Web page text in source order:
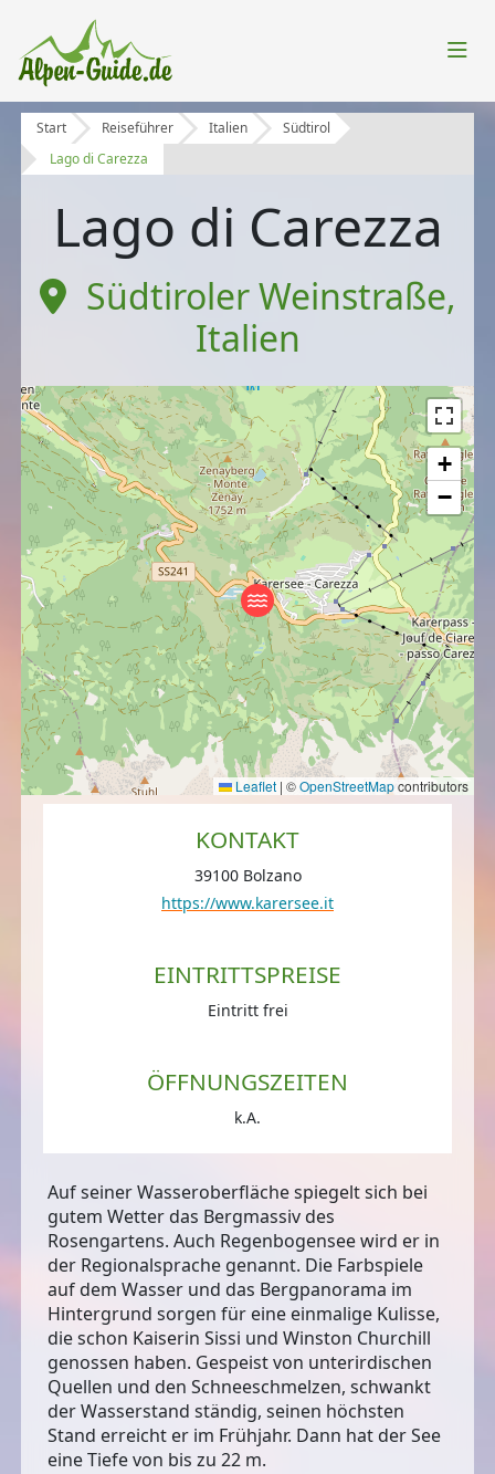
Start Reiseführer Italien
Südtirol
Lago di Carezza
Lago di Carezza
Südtiroler Weinstraße,
Italien
+
−
Leaflet | ©OpenStreetMapcontributors
KONTAKT
39100 Bolzano
https://www.karersee.it
EINTRITTSPREISE
Eintritt frei
ÖFFNUNGSZEITEN
k.A.
Auf seiner Wasseroberfläche spiegelt sich bei
gutem Wetter das Bergmassiv des
Rosengartens. Auch Regenbogensee wird er in
der Regionalsprache genannt. Die Farbspiele
auf dem Wasser und das Bergpanorama im
Hintergrund sorgen für eine einmalige Kulisse,
die schon Kaiserin Sissi und Winston Churchill
genossen haben. Gespeist von unterirdischen
Quellen und den Schneeschmelzen, schwankt
der Wasserstand ständig, seinen höchsten
Stand erreicht er im Frühjahr. Dann hat der See
eine Tiefe von bis zu 22 m.